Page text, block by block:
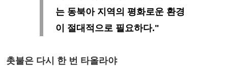
는 동북아 지역의 평화로운 환경
이 절대적으로 필요하다."
촛불은 다시 한 번 타올라야